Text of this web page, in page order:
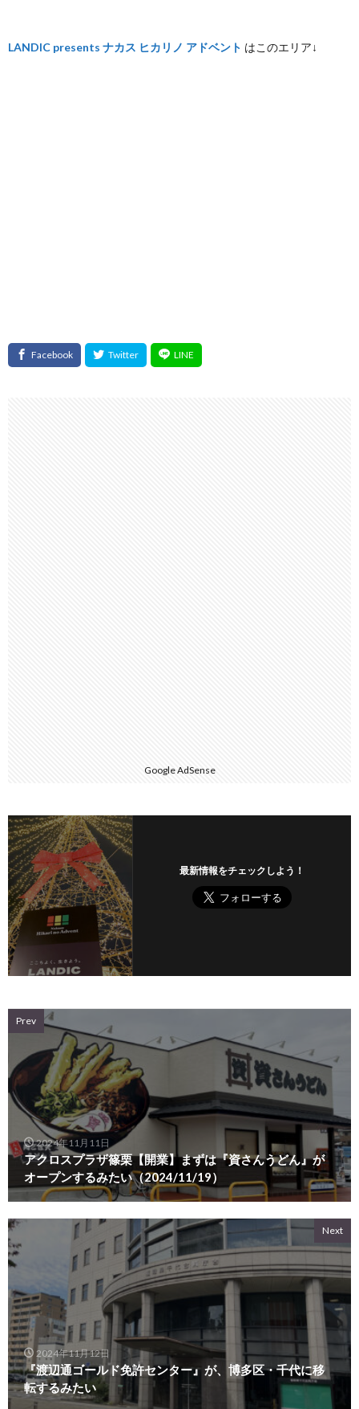
LANDIC presents ナカス ヒカリノ アドベント はこのエリア↓
Google AdSense
最新情報をチェックしよう！
Prev
2024年11月11日
アクロスプラザ篠栗【開業】まずは『資さんうどん』が
オープンするみたい（2024/11/19）
Next
2024年11月12日
『渡辺通ゴールド免許センター』が、博多区・千代に移
転するみたい